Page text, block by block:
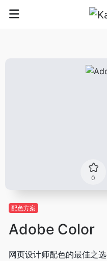
0
配色方案
Adobe Color
网页设计师配色的最佳之选